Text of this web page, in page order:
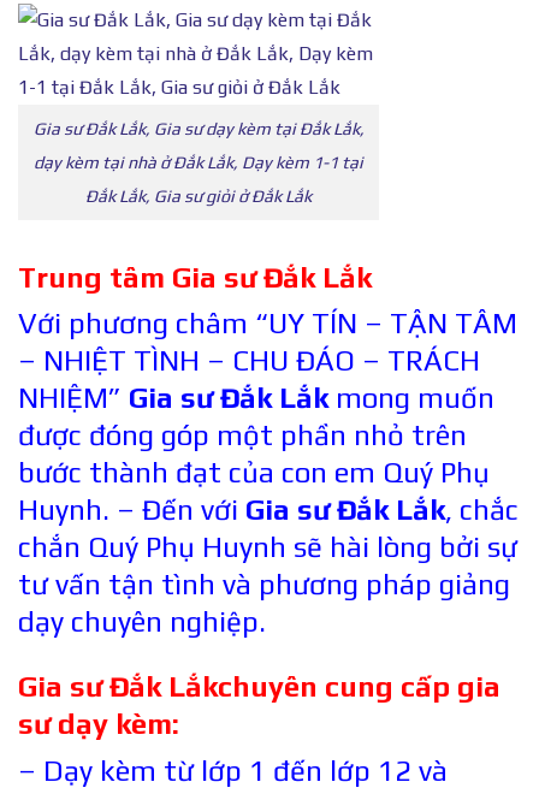
Gia sư Đắk Lắk, Gia sư dạy kèm tại Đắk Lắk,
dạy kèm tại nhà ở Đắk Lắk, Dạy kèm 1-1 tại
Đắk Lắk, Gia sư giỏi ở Đắk Lắk
Trung tâm Gia sư Đắk Lắk
Với phương châm “UY TÍN – TẬN TÂM
– NHIỆT TÌNH – CHU ĐÁO – TRÁCH
NHIỆM” Gia sư Đắk Lắkmong muốn
được đóng góp một phần nhỏ trên
bước thành đạt của con em Quý Phụ
Huynh. – Đến với Gia sư Đắk Lắk, chắc
chắn Quý Phụ Huynh sẽ hài lòng bởi sự
tư vấn tận tình và phương pháp giảng
dạy chuyên nghiệp.
Gia sưĐắk Lắkchuyên cung cấp gia
sư dạy kèm:
– Dạy kèm từ lớp 1 đến lớp 12 và